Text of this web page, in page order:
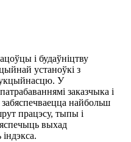
і будаўніцтву
устаноўкі з
У
заказчыка і
найбольш
працэсу, тыпы і
выхад